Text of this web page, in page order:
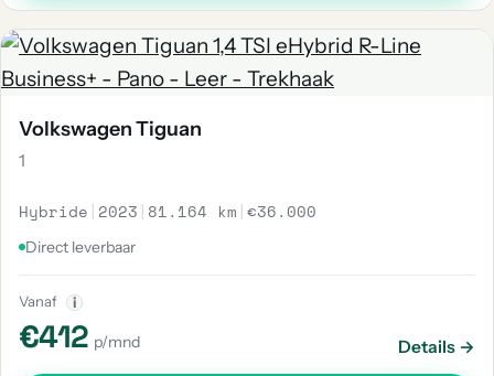
Volkswagen Tiguan
1
Hybride | 2023 | 81.164 km |€36.000
Direct leverbaar
Vanaf i
€412 p/mnd Details →